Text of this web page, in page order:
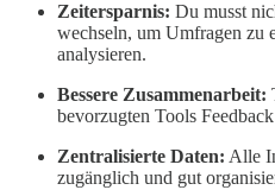
Zeitersparnis: Du musst
wechseln, um Umfragen zu
analysieren.
Bessere Zusammenarbeit:
bevorzugten Tools
Zentralisierte Daten: Alle
zugänglich und gut